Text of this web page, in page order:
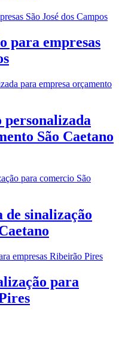
para empresas
personalizada
São Caetano
de sinalização
para